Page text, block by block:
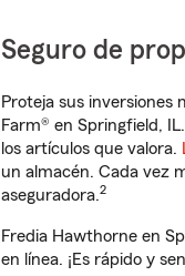
Seguro de
Proteja sus inversiones
Farm® en Springfield,
los artículos que valora.
un almacén. Cada vez
aseguradora.2
Fredia Hawthorne en
en línea. ¡Es rápido y